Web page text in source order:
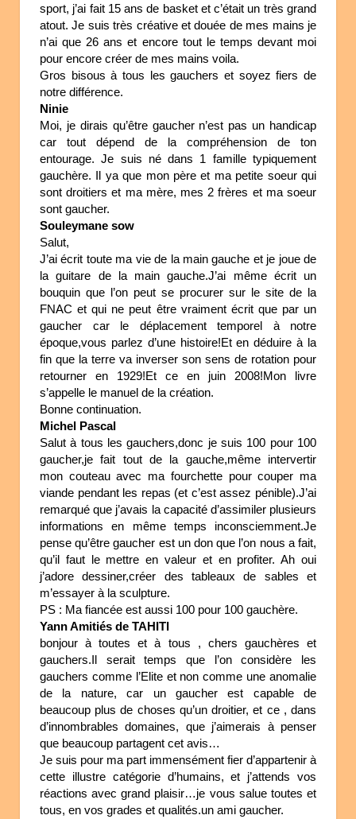
sport, j’ai fait 15 ans de basket et c’était un très grand
atout. Je suis très créative et douée de mes mains je
n’ai que 26 ans et encore tout le temps devant moi
pour encore créer de mes mains voila.
Gros bisous à tous les gauchers et soyez fiers de
notre différence.
Ninie
Moi, je dirais qu’être gaucher n’est pas un handicap
car tout dépend de la compréhension de ton
entourage. Je suis né dans 1 famille typiquement
gauchère. Il ya que mon père et ma petite soeur qui
sont droitiers et ma mère, mes 2 frères et ma soeur
sont gaucher.
Souleymane sow
Salut,
J’ai écrit toute ma vie de la main gauche et je joue de
la guitare de la main gauche.J’ai même écrit un
bouquin que l’on peut se procurer sur le site de la
FNAC et qui ne peut être vraiment écrit que par un
gaucher car le déplacement temporel à notre
époque,vous parlez d’une histoire!Et en déduire à la
fin que la terre va inverser son sens de rotation pour
retourner en 1929!Et ce en juin 2008!Mon livre
s’appelle le manuel de la création.
Bonne continuation.
Michel Pascal
Salut à tous les gauchers,donc je suis 100 pour 100
gaucher,je fait tout de la gauche,même intervertir
mon couteau avec ma fourchette pour couper ma
viande pendant les repas (et c’est assez pénible).J’ai
remarqué que j’avais la capacité d’assimiler plusieurs
informations en même temps inconsciemment.Je
pense qu’être gaucher est un don que l’on nous a fait,
qu’il faut le mettre en valeur et en profiter. Ah oui
j’adore dessiner,créer des tableaux de sables et
m’essayer à la sculpture.
PS : Ma fiancée est aussi 100 pour 100 gauchère.
Yann Amitiés de TAHITI
bonjour à toutes et à tous , chers gauchères et
gauchers.Il serait temps que l’on considère les
gauchers comme l’Elite et non comme une anomalie
de la nature, car un gaucher est capable de
beaucoup plus de choses qu’un droitier, et ce , dans
d’innombrables domaines, que j’aimerais à penser
que beaucoup partagent cet avis…
Je suis pour ma part immensément fier d’appartenir à
cette illustre catégorie d’humains, et j’attends vos
réactions avec grand plaisir…je vous salue toutes et
tous, en vos grades et qualités.un ami gaucher.